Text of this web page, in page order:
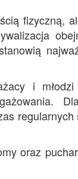
fizyczną,
i młodzi
regularnych
oraz